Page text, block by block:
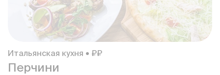
Итальянская кухня • ₽₽
Перчини